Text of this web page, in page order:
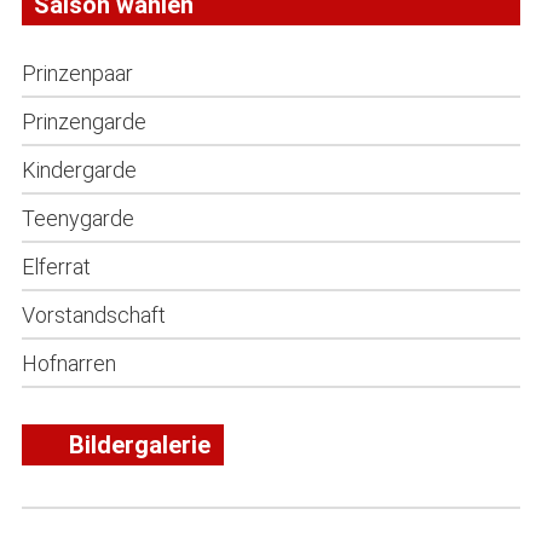
Prinzenpaar
Prinzengarde
Kindergarde
Teenygarde
Elferrat
Vorstandschaft
Hofnarren
Bildergalerie